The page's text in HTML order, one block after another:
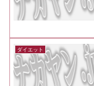
ダイエット